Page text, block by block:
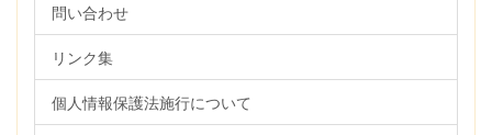
問い合わせ
リンク集
個人情報保護法施行について